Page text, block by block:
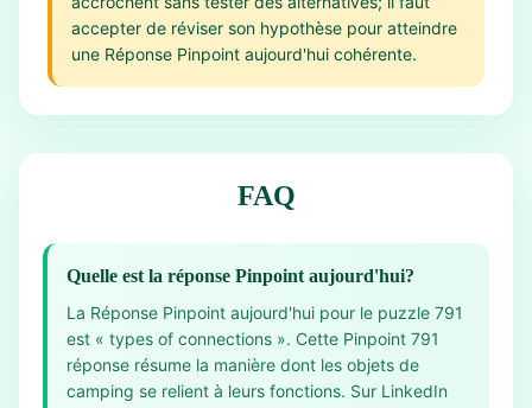
accepter de réviser son hypothèse pour atteindre
une Réponse Pinpoint aujourd'hui cohérente.
FAQ
Quelle est la réponse Pinpoint aujourd'hui?
La Réponse Pinpoint aujourd'hui pour le puzzle 791
est « types of connections ». Cette Pinpoint 791
réponse résume la manière dont les objets de
camping se relient à leurs fonctions. Sur LinkedIn